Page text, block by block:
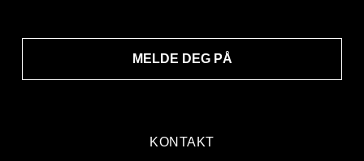
KONTAKT
MELDE DEG PÅ